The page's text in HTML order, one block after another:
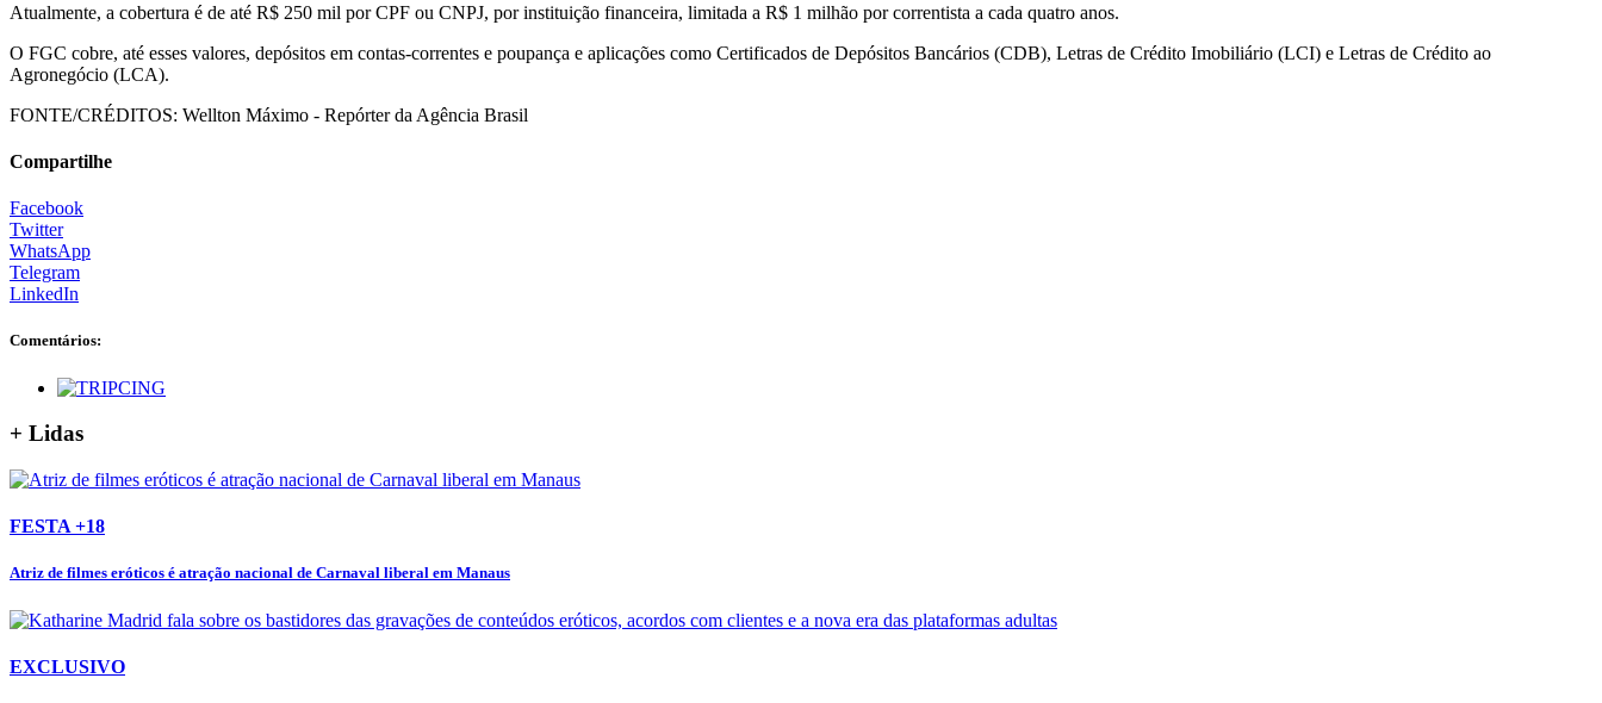
Atualmente, a cobertura é de até R$ 250 mil por CPF ou CNPJ, por instituição financeira, limitada a R$ 1 milhão por correntista a cada quatro anos.
O FGC cobre, até esses valores, depósitos em contas-correntes e poupança e aplicações como Certificados de Depósitos Bancários (CDB), Letras de Crédito Imobiliário (LCI) e Letras de Crédito ao
Agronegócio (LCA).
FONTE/CRÉDITOS: Wellton Máximo - Repórter da Agência Brasil
Compartilhe
Facebook
Twitter
WhatsApp
Telegram
LinkedIn
Comentários:
+ Lidas
FESTA +18
Atriz de filmes eróticos é atração nacional de Carnaval liberal em Manaus
EXCLUSIVO